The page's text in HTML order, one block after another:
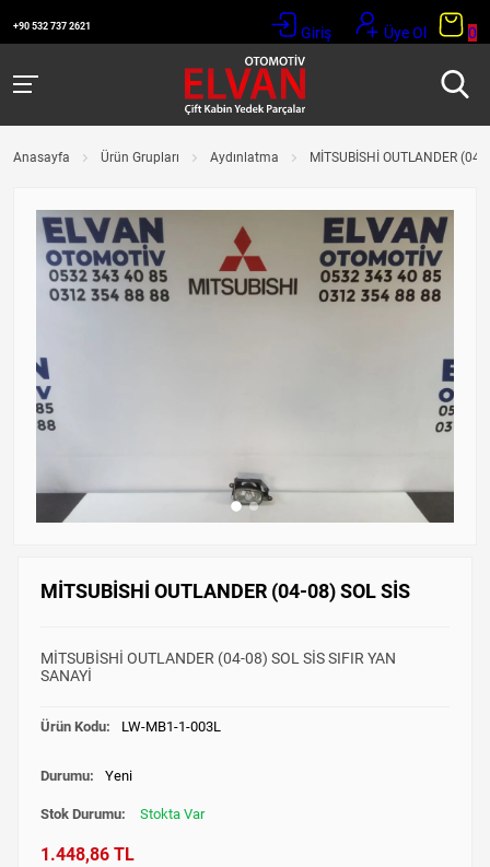
+90 532 737 2621 Giriş Üye Ol 0
Anasayfa Ürün Grupları Aydınlatma MİTSUBİSHİ OUTLANDER (04-
MİTSUBİSHİ OUTLANDER (04-08) SOL SİS
MİTSUBİSHİ OUTLANDER (04-08) SOL SİS SIFIR YAN
SANAYİ
Ürün Kodu: LW-MB1-1-003L
Durumu: Yeni
Stok Durumu: Stokta Var
1.448,86 TL